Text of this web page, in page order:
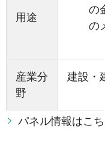
用途
の
の
産業分
野
建設・
パネル情報はこち